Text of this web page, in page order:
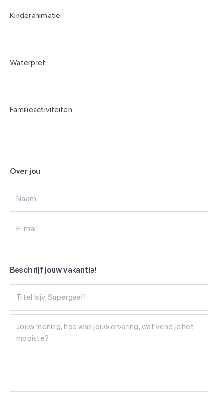
Kinderanimatie
Waterpret
Familieactiviteiten
Over jou
Naam
E-mail
Beschrijf jouw vakantie!
Titel bijv. Supergaaf!